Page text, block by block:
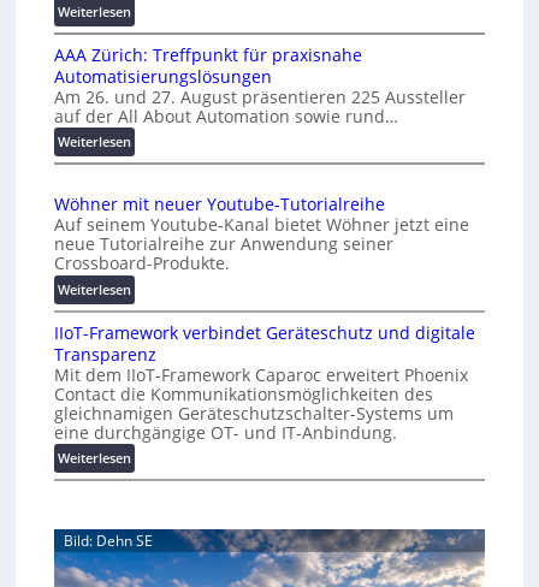
l
A
u
t
m
i
o
O
g
w
ä
c
s
w
e
Weiterlesen:
K
M
U
i
n
d
e
K
o
s
t
e
n
f
a
l
l
e
AAA Zürich: Treffpunkt für praxisnahe
Automatisierungslösungen
Am 26. und 27. August präsentieren 225 Aussteller
auf der All About Automation sowie rund…
Weiterlesen:
A
A
Z
ü
r
i
c
h
:
T
r
e
f
f
p
n
k
t
Wöhner mit neuer Youtube-Tutorialreihe
Auf seinem Youtube-Kanal bietet Wöhner jetzt eine
neue Tutorialreihe zur Anwendung seiner
Crossboard-Produkte.
Weiterlesen:
W
ö
h
n
e
r
m
i
t
e
u
e
IIoT-Framework verbindet Geräteschutz und digitale
Transparenz
Mit dem IIoT-Framework Caparoc erweitert Phoenix
Contact die Kommunikationsmöglichkeiten des
gleichnamigen Geräteschutzschalter-Systems um
eine durchgängige OT- und IT-Anbindung.
Weiterlesen:
I
T
Bild: Dehn SE